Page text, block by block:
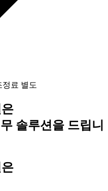
료 별도
솔루션을 드립니